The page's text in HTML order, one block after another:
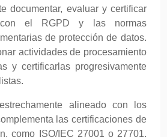
documentar, evaluar y certificar
con el RGPD y las normas
de protección de datos.
actividades de procesamiento
y certificarlas progresivamente
alineado con los
las certificaciones de
como ISO/IEC 27001 o 27701.